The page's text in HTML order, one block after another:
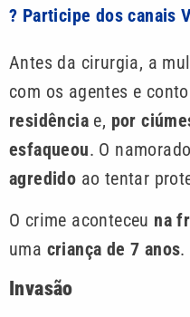
? Participe dos canais
Antes da cirurgia, a
com os agentes e
residência e, por
esfaqueou. O
agredido ao tentar
O crime aconteceu na
uma criança de 7 anos.
Invasão